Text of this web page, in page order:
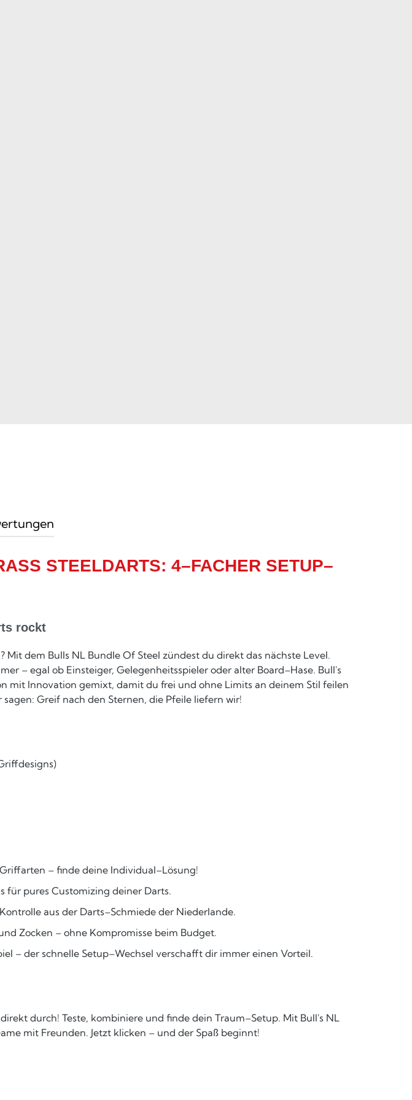
STEELDARTS: 4–FACHER SETUP–
rockt
dem Bulls NL Bundle Of Steel zündest du direkt das nächste Level.
– egal ob Einsteiger, Gelegenheitsspieler oder alter Board–Hase. Bull's
mit Innovation gemixt, damit du frei und ohne Limits an deinem Stil feilen
Greif nach den Sternen, die Pfeile liefern wir!
– finde deine Individual–Lösung!
für pures Customizing deiner Darts.
aus der Darts–Schmiede der Niederlande.
Zocken – ohne Kompromisse beim Budget.
– der schnelle Setup–Wechsel verschafft dir immer einen Vorteil.
durch! Teste, kombiniere und finde dein Traum–Setup. Mit Bull's NL
mit Freunden. Jetzt klicken – und der Spaß beginnt!